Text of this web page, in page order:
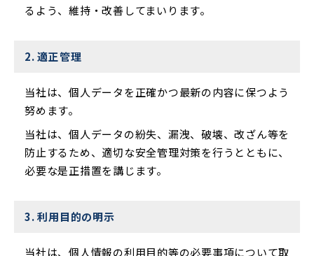
るよう、維持・改善してまいります。
2. 適正管理
当社は、個人データを正確かつ最新の内容に保つよう
努めます。
当社は、個人データの紛失、漏洩、破壊、改ざん等を
防止するため、適切な安全管理対策を行うとともに、
必要な是正措置を講じます。
3. 利用目的の明示
当社は、個人情報の利用目的等の必要事項について取